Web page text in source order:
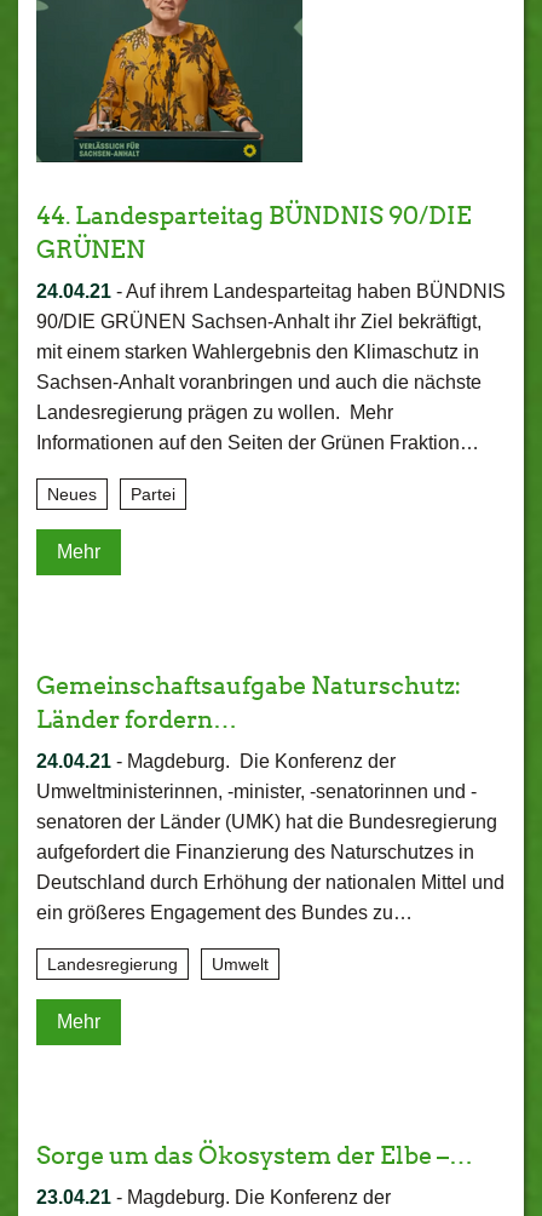
44. Landesparteitag BÜNDNIS 90/DIE
GRÜNEN
24.04.21 -Auf ihrem Landesparteitag haben BÜNDNIS
90/DIE GRÜNEN Sachsen-Anhalt ihr Ziel bekräftigt,
mit einem starken Wahlergebnis den Klimaschutz in
Sachsen-Anhalt voranbringen und auch die nächste
Landesregierung prägen zu wollen. Mehr
Informationen auf den Seiten der Grünen Fraktion…
Neues Partei
Mehr
Gemeinschaftsaufgabe Naturschutz:
Länder fordern…
24.04.21 - Magdeburg. Die Konferenz der
Umweltministerinnen, -minister, -senatorinnen und -
senatoren der Länder (UMK) hat die Bundesregierung
aufgefordert die Finanzierung des Naturschutzes in
Deutschland durch Erhöhung der nationalen Mittel und
ein größeres Engagement des Bundes zu…
Landesregierung Umwelt
Mehr
Sorge um das Ökosystem der Elbe –…
23.04.21 - Magdeburg. Die Konferenz der